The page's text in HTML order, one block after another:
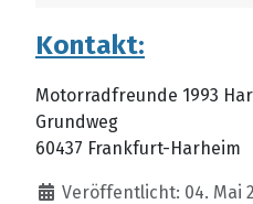
Kontakt:
Motorradfreunde 1993
Grundweg
60437 Frankfurt-Harheim
Veröffentlicht: 04. Mai